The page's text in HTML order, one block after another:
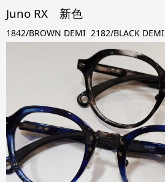
Juno RX 新色
1842/BROWN DEMI 2182/BLACK DEMI